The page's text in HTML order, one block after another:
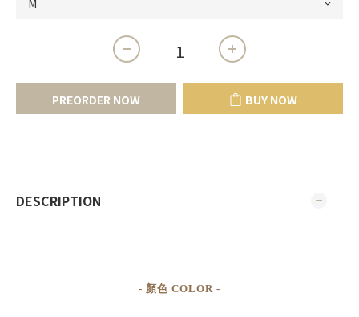
PREORDER NOW BUY NOW
DESCRIPTION
- 顏色 COLOR -